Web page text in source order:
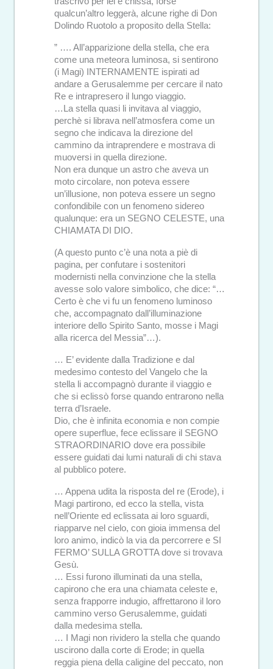
qualcun’altro leggerà, alcune righe di Don
Dolindo Ruotolo a proposito della Stella:
” …. All’apparizione della stella, che era
come una meteora luminosa, si sentirono
(i Magi) INTERNAMENTE ispirati ad
andare a Gerusalemme per cercare il nato
Re e intrapresero il lungo viaggio.
…La stella quasi li invitava al viaggio,
perchè si librava nell’atmosfera come un
segno che indicava la direzione del
cammino da intraprendere e mostrava di
muoversi in quella direzione.
Non era dunque un astro che aveva un
moto circolare, non poteva essere
un’illusione, non poteva essere un segno
confondibile con un fenomeno sidereo
qualunque: era un SEGNO CELESTE, una
CHIAMATA DI DIO.
(A questo punto c’è una nota a piè di
pagina, per confutare i sostenitori
modernisti nella convinzione che la stella
avesse solo valore simbolico, che dice: “…
Certo è che vi fu un fenomeno luminoso
che, accompagnato dall’illuminazione
interiore dello Spirito Santo, mosse i Magi
alla ricerca del Messia”…).
… E’ evidente dalla Tradizione e dal
medesimo contesto del Vangelo che la
stella li accompagnò durante il viaggio e
che si eclissò forse quando entrarono nella
terra d’Israele.
Dio, che è infinita economia e non compie
opere superflue, fece eclissare il SEGNO
STRAORDINARIO dove era possibile
essere guidati dai lumi naturali di chi stava
al pubblico potere.
… Appena udita la risposta del re (Erode), i
Magi partirono, ed ecco la stella, vista
nell’Oriente ed eclissata ai loro sguardi,
riapparve nel cielo, con gioia immensa del
loro animo, indicò la via da percorrere e SI
FERMO’ SULLA GROTTA dove si trovava
Gesù.
… Essi furono illuminati da una stella,
capirono che era una chiamata celeste e,
senza frapporre indugio, affrettarono il loro
cammino verso Gerusalemme, guidati
dalla medesima stella.
… I Magi non rividero la stella che quando
uscirono dalla corte di Erode; in quella
reggia piena della caligine del peccato, non